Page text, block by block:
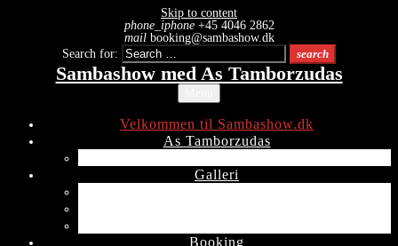
Skip to content
phone_iphone+45 4046 2862
mailbooking@sambashow.dk
Search for:
search
Sambashow med As Tamborzudas
Velkommen til Sambashow.dk
As Tamborzudas
Galleri
Booking